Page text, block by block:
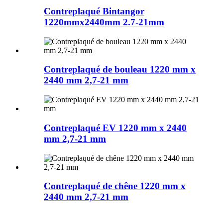
Contreplaqué Bintangor
1220mmx2440mm 2.7-21mm
Contreplaqué de bouleau 1220 mm x
2440 mm 2,7-21 mm
Contreplaqué EV 1220 mm x 2440
mm 2,7-21 mm
Contreplaqué de chêne 1220 mm x
2440 mm 2,7-21 mm